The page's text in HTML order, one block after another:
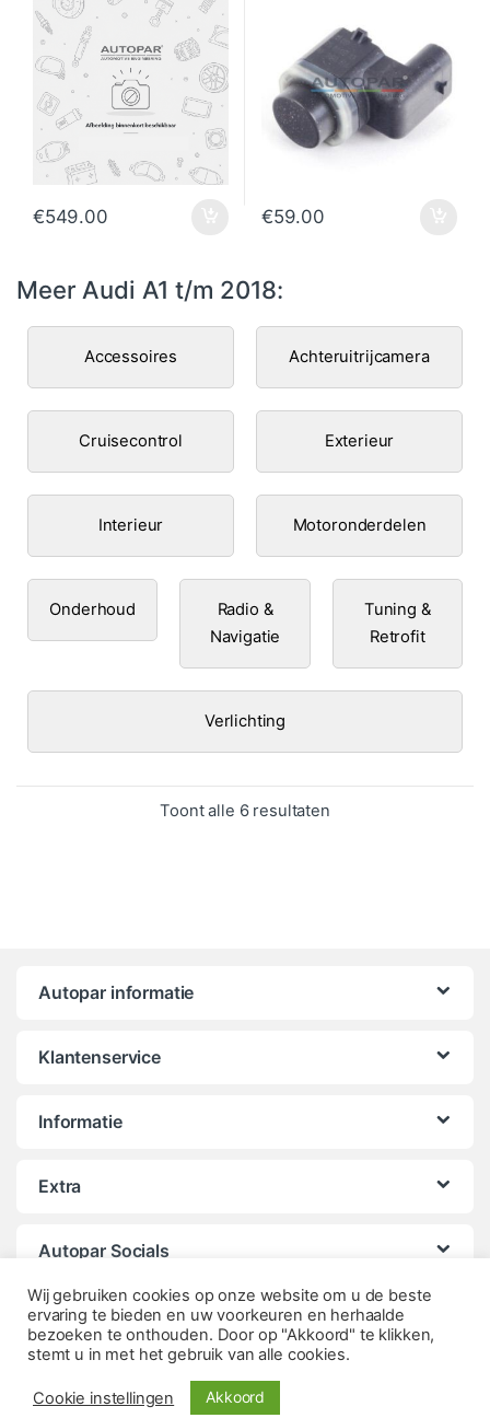
€549.00 €59.00
Meer Audi A1 t/m 2018:
Accessoires Achteruitrijcamera
Cruisecontrol Exterieur
Interieur Motoronderdelen
Onderhoud
Radio &
Navigatie
Tuning &
Retrofit
Verlichting
Toont alle 6 resultatenGesorteerd op
Autopar informatie
Klantenservice
Informatie
Extra
Autopar Socials
Wij gebruiken cookies op onze website om u de beste
ervaring te bieden en uw voorkeuren en herhaalde
bezoeken te onthouden. Door op "Akkoord" te klikken,
stemt u in met het gebruik van alle cookies.
Cookie instellingen Akkoord